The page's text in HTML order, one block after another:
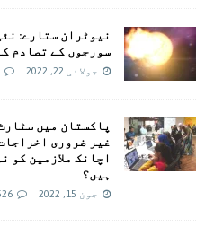
نیوٹران ستارے:
سورجوں کے تصادم
جولائی 22, 2022
پاکستان میں
غیر ضروری
اچانک ملازمین کو
ہیں؟
جون 15, 2022